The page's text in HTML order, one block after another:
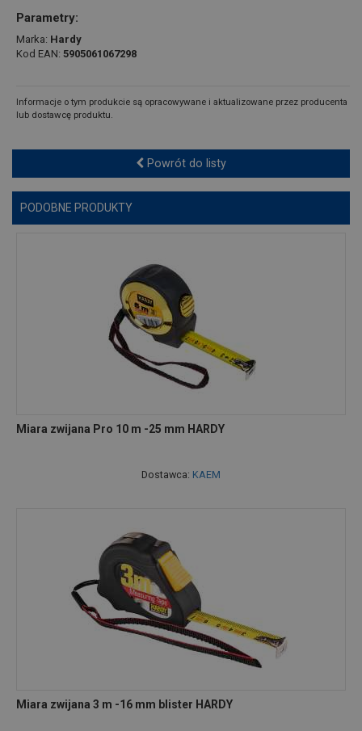
Parametry:
Marka: Hardy
Kod EAN: 5905061067298
Informacje o tym produkcie są opracowywane i aktualizowane przez producenta
lub dostawcę produktu.
Powrót do listy
PODOBNE PRODUKTY
Miara zwijana Pro 10 m -25 mm HARDY
Dostawca: KAEM
Miara zwijana 3 m -16 mm blister HARDY